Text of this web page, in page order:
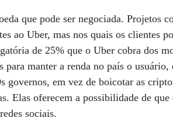
que pode ser negociada. Projetos
ao Uber, mas nos quais os clientes
de 25% que o Uber cobra dos
para manter a renda no país o
governos, em vez de boicotar as
Elas oferecem a possibilidade de
sociais.